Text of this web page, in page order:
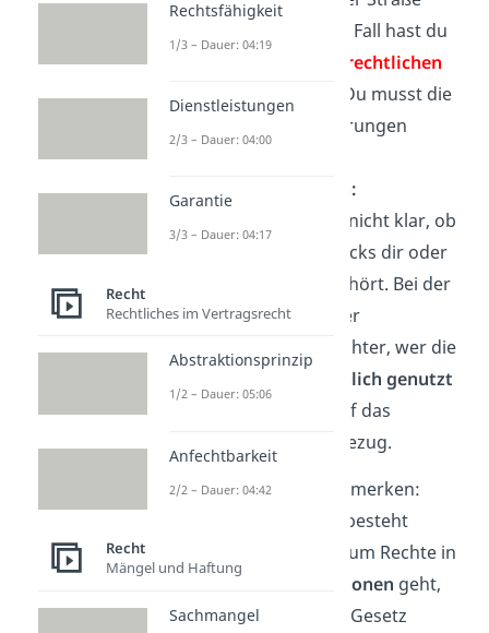
entsteht. In so einem Fall hast du
keinen gewohnheitsrechtlichen
Anspruch
auf Ruhe. Du musst die
baurechtlichen Änderungen
Grundstücksgrenzen:
Angenommen, es ist nicht klar, ob
ein Teil des Grundstücks dir oder
deinem Nachbarn gehört. Bei der
Entscheidung darüber
berücksichtigt ein Richter, wer die
tatsächlich genutzt
hat. Er nimmt also auf das
Bezug.
Insgesamt kannst du dir merken:
Ungeschriebenes Recht besteht
meistens dann, wenn es um Rechte in
spezifischen Situationen geht,
die sich schwer in einem Gesetz
Rechtsfähigkeit
1/3 – Dauer: 04:19
Dienstleistungen
2/3 – Dauer: 04:00
Garantie
3/3 – Dauer: 04:17
Recht
Rechtliches im Vertragsrecht
Abstraktionsprinzip
1/2 – Dauer: 05:06
Anfechtbarkeit
2/2 – Dauer: 04:42
Recht
Mängel und Haftung
Sachmangel